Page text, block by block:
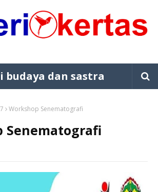
budaya dan sastra
Workshop Senematografi
Senematografi